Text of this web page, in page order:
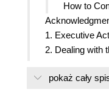
How to
1. Executive
2. Dealing with
4. The Bad
pokaż cały